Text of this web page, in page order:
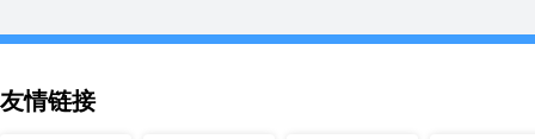
友情链接